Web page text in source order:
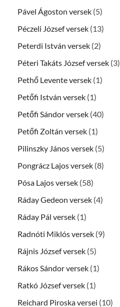
Pável Ágoston versek (5)
Péczeli József versek (13)
Peterdi István versek (2)
Péteri Takáts József versek (3)
Pethő Levente versek (1)
Petőfi István versek (1)
Petőfi Sándor versek (40)
Petőfi Zoltán versek (1)
Pilinszky János versek (5)
Pongrácz Lajos versek (8)
Pósa Lajos versek (58)
Ráday Gedeon versek (4)
Ráday Pál versek (1)
Radnóti Miklós versek (9)
Rájnis József versek (5)
Rákos Sándor versek (1)
Ratkó József versek (1)
Reichard Piroska versei (10)